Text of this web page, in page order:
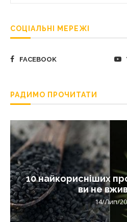
СОЦІАЛЬНІ МЕРЕЖІ
FACEBOOK
РАДИМО ПРОЧИТАТИ
10 найкорисніших
ви не
14/Лип/